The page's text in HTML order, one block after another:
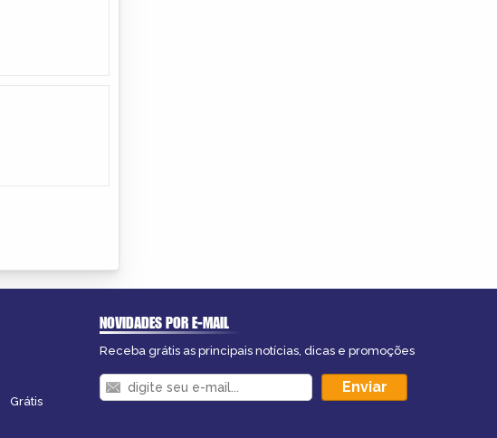
Grátis
NOVIDADES POR E-MAIL
Receba grátis as principais notícias, dicas e promoções